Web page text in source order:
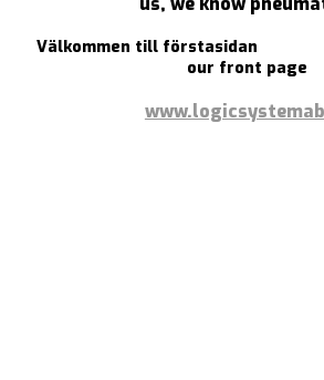
Välkommen till
our front page